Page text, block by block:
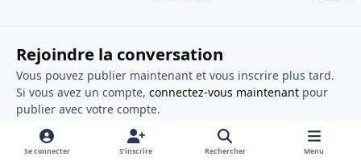
Rejoindre la conversation
Vous pouvez publier maintenant et vous inscrire plus tard.
Si vous avez un compte, connectez-vous maintenantpour
publier avec votre compte.
Se connecter S’inscrire Rechercher Menu